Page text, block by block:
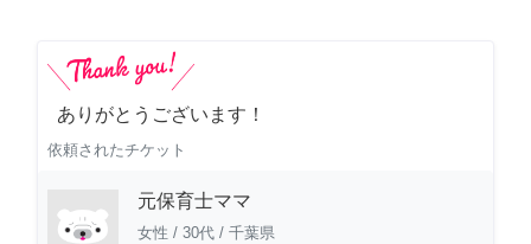
ありがとうございます！
依頼されたチケット
元保育士ママ
女性 / 30代 / 千葉県